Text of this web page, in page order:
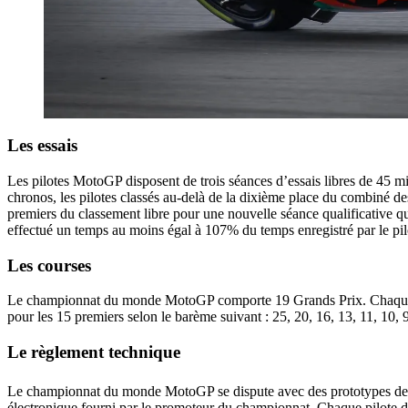
Les essais
Les pilotes MotoGP disposent de trois séances d’essais libres de 45
chronos, les pilotes classés au-delà de la dixième place du combiné
premiers du classement libre pour une nouvelle séance qualificative
effectué un temps au moins égal à 107% du temps enregistré par le
Les courses
Le championnat du monde MotoGP comporte 19 Grands Prix.
pour les 15 premiers selon le barème suivant : 25, 20, 16, 13, 11, 10,
Le règlement technique
Le championnat du monde MotoGP se dispute avec des prototypes